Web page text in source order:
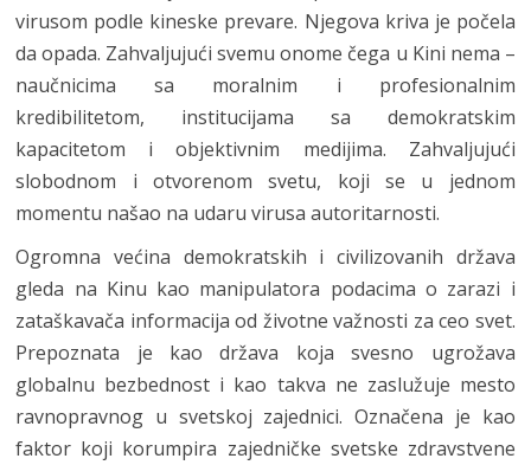
virusom podle kineske prevare. Njegova kriva je počela
da opada. Zahvaljujući svemu onome čega u Kini nema –
naučnicima sa moralnim i profesionalnim
kredibilitetom, institucijama sa demokratskim
kapacitetom i objektivnim medijima. Zahvaljujući
slobodnom i otvorenom svetu, koji se u jednom
momentu našao na udaru virusa autoritarnosti.
Ogromna većina demokratskih i civilizovanih država
gleda na Kinu kao manipulatora podacima o zarazi i
zataškavača informacija od životne važnosti za ceo svet.
Prepoznata je kao država koja svesno ugrožava
globalnu bezbednost i kao takva ne zaslužuje mesto
ravnopravnog u svetskoj zajednici. Označena je kao
faktor koji korumpira zajedničke svetske zdravstvene